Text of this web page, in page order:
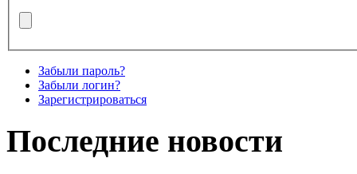
Забыли пароль?
Забыли логин?
Зарегистрироваться
Последние новости